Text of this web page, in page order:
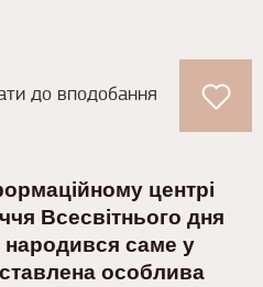
до вподобання
центрі
Всесвітнього дня
саме у
особлива